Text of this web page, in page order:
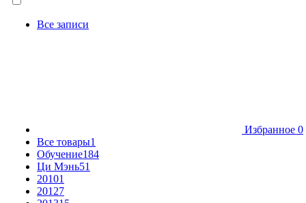
Все записи
Избранное 0
Все товары1
Обучение184
Ци Мэнь51
20101
20127